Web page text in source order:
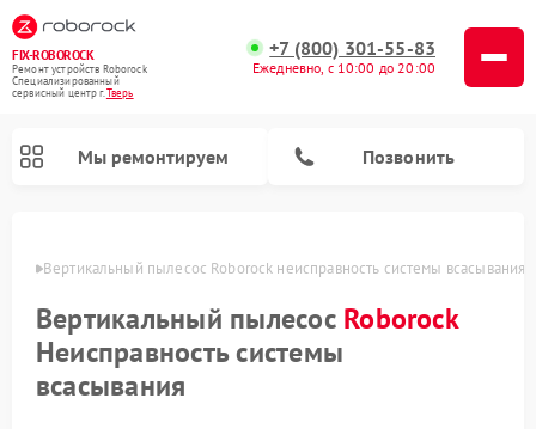
FIX-ROBOROCK
Ремонт устройств Roborock
Специализированный
cервисный центр г.Тверь
+7 (800) 301-55-83
Ежедневно, с 10:00 до 20:00
Мы ремонтируем Позвонить
Вертикальный пылесос Roborock неисправность системы всасывания
Вертикальный пылесос Roborock
Неисправность системы
всасывания